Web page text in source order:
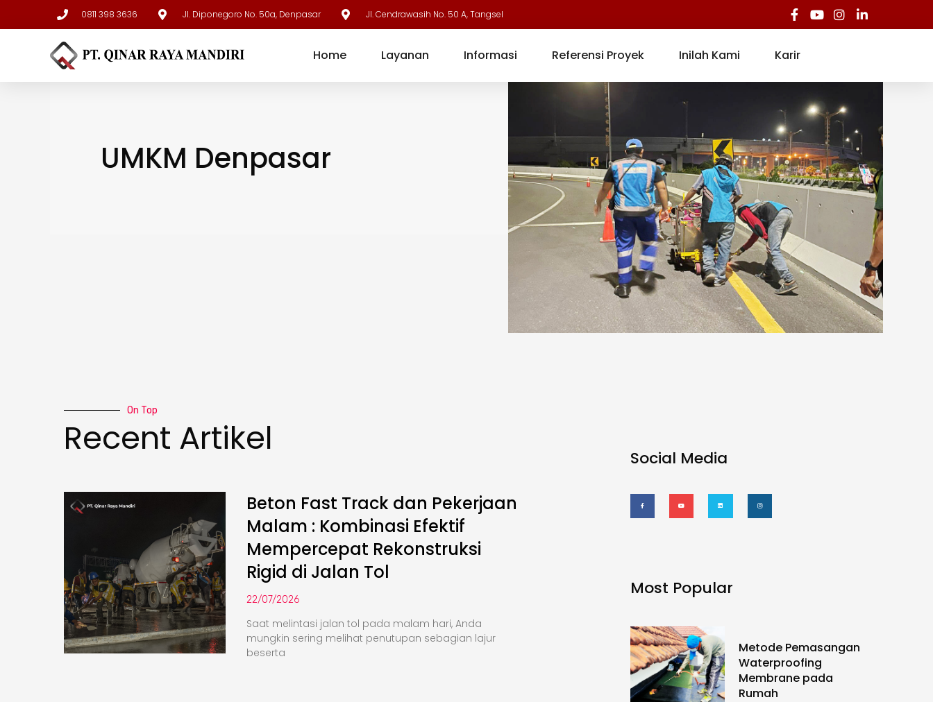
0811 398 3636 Jl. Diponegoro No. 50a, Denpasar Jl. Cendrawasih No. 50 A, Tangsel
Home Layanan Informasi Referensi Proyek Inilah Kami Karir
UMKM Denpasar
On Top
Recent Artikel
Beton Fast Track dan Pekerjaan
Malam : Kombinasi Efektif
Mempercepat Rekonstruksi
Rigid di Jalan Tol
22/07/2026
Saat melintasi jalan tol pada malam hari, Anda
mungkin sering melihat penutupan sebagian lajur
beserta
Social Media
Most Popular
Metode Pemasangan
Waterproofing
Membrane pada
Rumah